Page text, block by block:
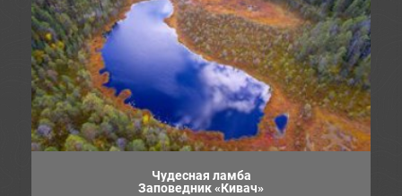
Чудесная ламба
Заповедник «Кивач»